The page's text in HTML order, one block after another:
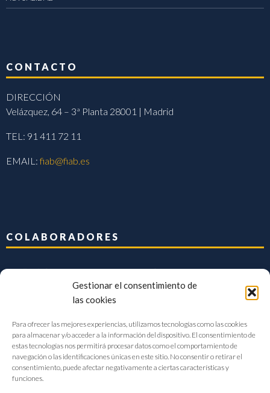
Gestionar el consentimiento de
las cookies
Para ofrecer las mejores experiencias, utilizamos tecnologías como las cookies
para almacenar y/o acceder a la información del dispositivo. El consentimiento de
estas tecnologías nos permitirá procesar datos como el comportamiento de
navegación o las identificaciones únicas en este sitio. No consentir o retirar el
consentimiento, puede afectar negativamente a ciertas características y
funciones.
CONTACTO
DIRECCIÓN
Velázquez, 64 – 3ª Planta 28001 | Madrid
TEL: 91 411 72 11
EMAIL:fiab@fiab.es
COLABORADORES